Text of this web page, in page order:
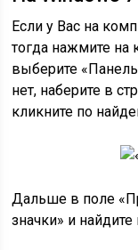
Если у Вас на
тогда нажмите на
выберите «Панель
нет, наберите в
кликните по
Дальше в поле
значки» и найдите